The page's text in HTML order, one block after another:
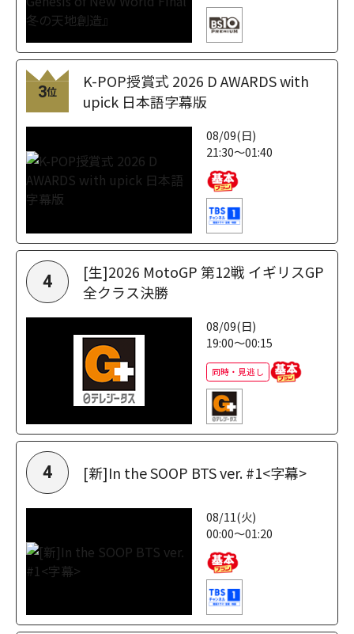
3位
K-POP授賞式 2026 D AWARDS with
upick 日本語字幕版
08/09(日)
21:30～01:40
4
[生]2026 MotoGP 第12戦 イギリスGP
全クラス決勝
08/09(日)
19:00～00:15
同時・見逃し
4 [新]In the SOOP BTS ver. #1<字幕>
08/11(火)
00:00～01:20